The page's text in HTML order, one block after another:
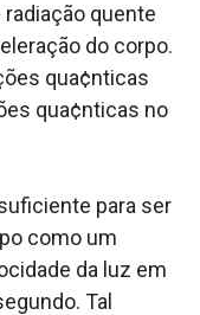
quente
do corpo.
qua¢nticas
qua¢nticas no
para ser
como um
da luz em
Tal